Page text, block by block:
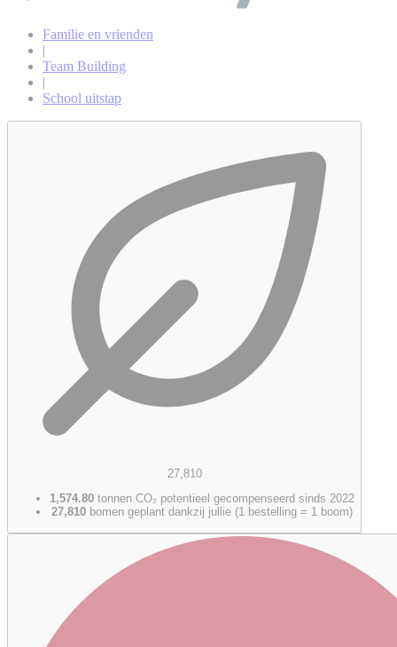
Familie en vrienden
|
Team Building
|
School uitstap
27,810
1,574.80 tonnen CO₂ potentieel gecompenseerd sinds 2022
27,810 bomen geplant dankzij jullie (1 bestelling = 1 boom)